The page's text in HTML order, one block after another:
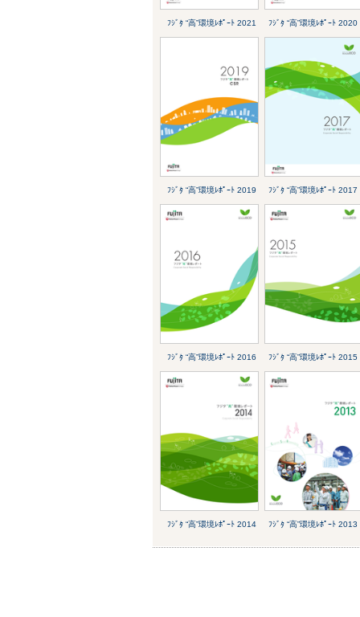
ﾌｼﾞﾀ “高”環境ﾚﾎﾟｰﾄ 2021 ﾌｼﾞﾀ “高”環境ﾚﾎﾟｰﾄ 2020
ﾌｼﾞﾀ “高”環境ﾚﾎﾟｰﾄ 2019 ﾌｼﾞﾀ “高”環境ﾚﾎﾟｰﾄ 2017
ﾌｼﾞﾀ “高”環境ﾚﾎﾟｰﾄ 2016 ﾌｼﾞﾀ “高”環境ﾚﾎﾟｰﾄ 2015
ﾌｼﾞﾀ “高”環境ﾚﾎﾟｰﾄ 2014 ﾌｼﾞﾀ “高”環境ﾚﾎﾟｰﾄ 2013